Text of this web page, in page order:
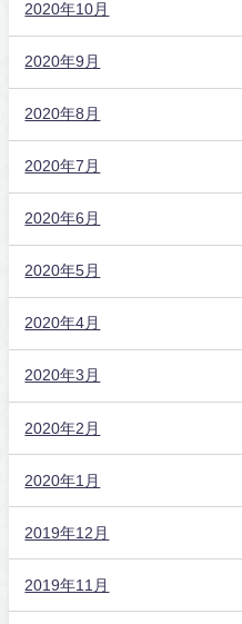
2020年10月
2020年9月
2020年8月
2020年7月
2020年6月
2020年5月
2020年4月
2020年3月
2020年2月
2020年1月
2019年12月
2019年11月